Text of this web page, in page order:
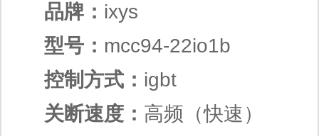
品牌： ixys
型号： mcc94-22io1b
控制方式： igbt
关断速度： 高频（快速）